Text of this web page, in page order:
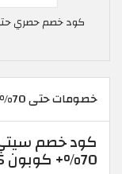
خصومات حتى 70% + كوبون اضافي 5%
كود خصم
70%+ كوبون 5%